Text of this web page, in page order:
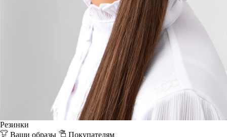
Резинки
Ваши образы
Покупателям